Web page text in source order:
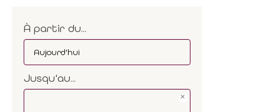
À partir du...
Jusqu'au...